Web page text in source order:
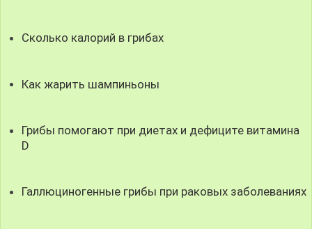
Сколько калорий в грибах
Как жарить шампиньоны
Грибы помогают при диетах и дефиците витамина
D
Галлюциногенные грибы при раковых заболеваниях